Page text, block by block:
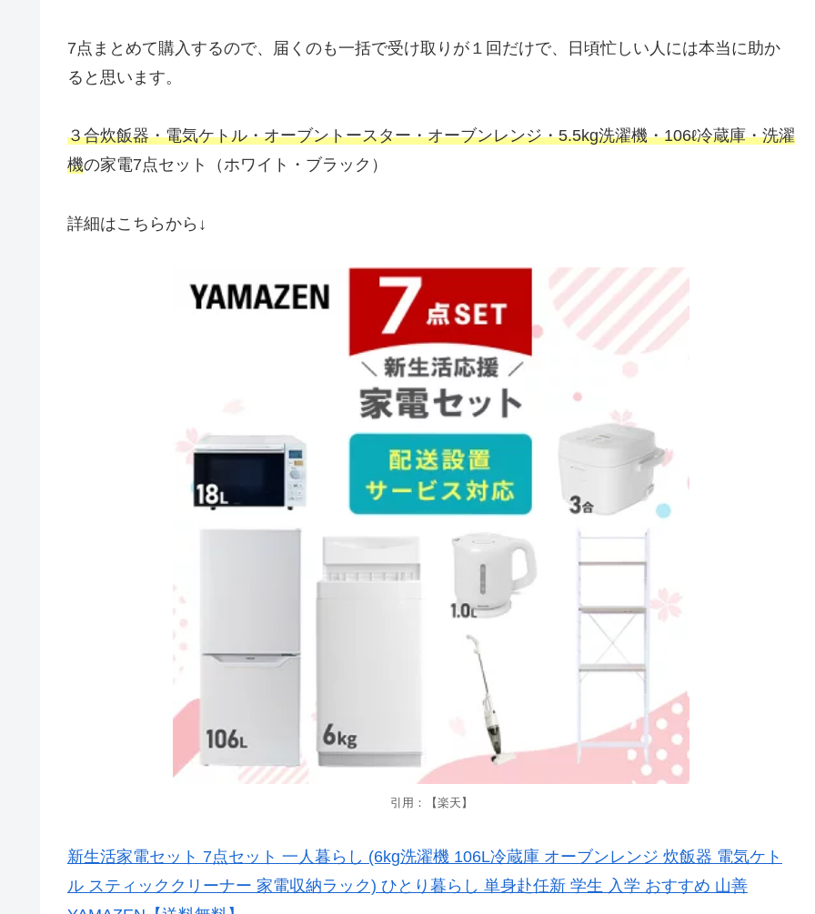
7点まとめて購入するので、届くのも一括で受け取りが１回だけで、日頃忙しい人には本当に助か
ると思います。
３合炊飯器・電気ケトル・オーブントースター・オーブンレンジ・5.5kg洗濯機・106ℓ冷蔵庫・洗濯
機の家電7点セット（ホワイト・ブラック）
詳細はこちらから↓
引用：【楽天】
新生活家電セット 7点セット 一人暮らし (6kg洗濯機 106L冷蔵庫 オーブンレンジ 炊飯器 電気ケト
ル スティッククリーナー 家電収納ラック) ひとり暮らし 単身赴任新 学生 入学 おすすめ 山善